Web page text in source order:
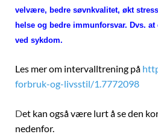
velvære, bedre søvnkvalitet, økt
helse og bedre immunforsvar. Dvs.
ved sykdom.
Les mer om intervalltrening på
forbruk-og-livsstil/1.7772098
Det kan også være lurt å se den
nedenfor.